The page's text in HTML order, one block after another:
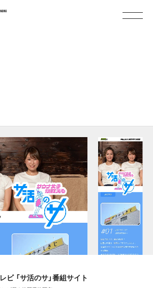
ビ 「サ活のサ」番組サイト